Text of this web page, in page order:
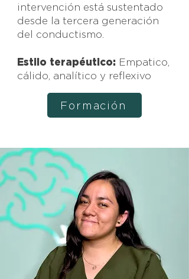
intervención está sustentado
desde la tercera generación
del conductismo.
Estilo terapéutico: Empatico,
cálido, analítico y reflexivo
Formación